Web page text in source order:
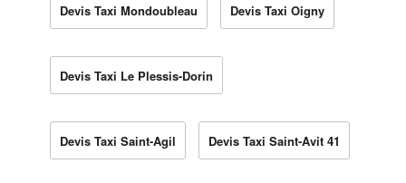
Devis Taxi Mondoubleau Devis Taxi Oigny
Devis Taxi Le Plessis-Dorin
Devis Taxi Saint-Agil Devis Taxi Saint-Avit 41